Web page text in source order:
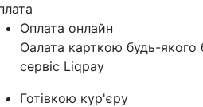
Оплата онлайн
Оалата карткою будь-якого
сервіс Liqpay
Готівкою кур'єру